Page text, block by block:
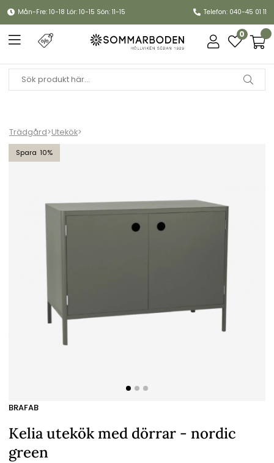
Mån-Fre: 10-18 Lör: 10-15 Sön: 11-15 Telefon: 040-45 01 11
0
Trädgård>Utekök>
10
Kelia utekök med dörrar - nordic green
BRAFAB
Kelia utekök med dörrar - nordic
green